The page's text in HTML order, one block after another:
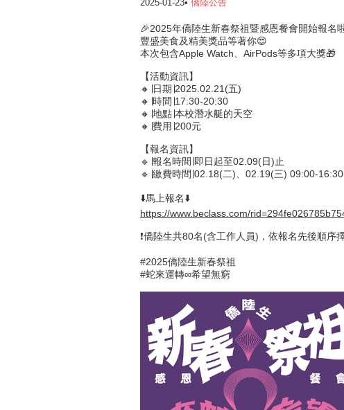
2025-01-23• 僑陸公告
🎉2025年僑陸生新春祭祖暨感恩餐會開始報名
豐盛美食及精美獎品等著你😍
本次包含Apple Watch、AirPods等多項大獎🎁
【活動資訊】
🔸∣日期∣2025.02.21(五)
🔸∣時間∣17:30-20:30
🔸∣地點∣本校潛水艇的天空
🔸∣費用∣200元
【報名資訊】
🔹∣報名時間∣即日起至02.09(日)止
🔹∣繳費時間∣02.18(二)、02.19(三) 09:00-
⬇️馬上報名⬇️
https://www.beclass.com/
❗️僑陸生共80名(含工作人員)，依報名先後順序
#2025僑陸生新春祭祖
#蛇來運轉∞希望無窮